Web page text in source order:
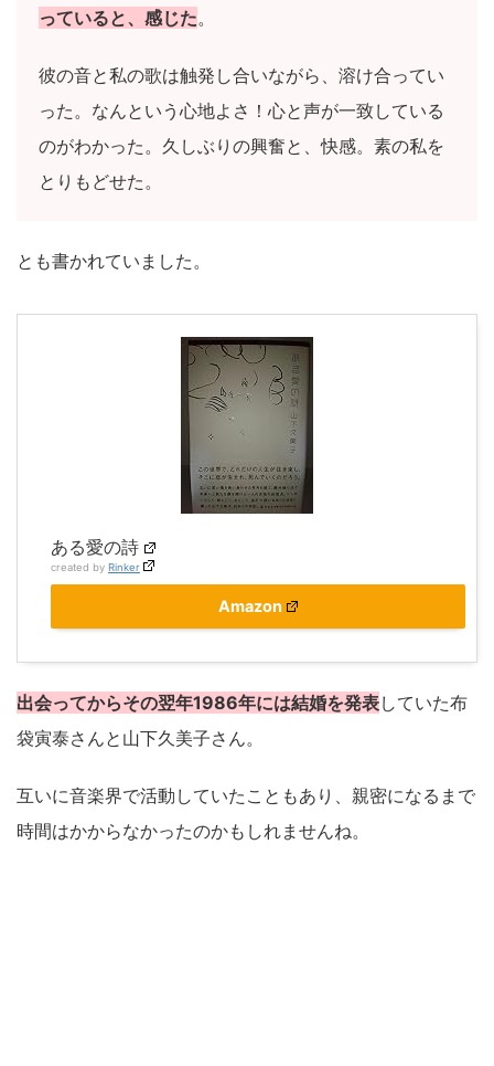
っていると、感じた。
彼の音と私の歌は触発し合いながら、溶け合ってい
った。なんという心地よさ！心と声が一致している
のがわかった。久しぶりの興奮と、快感。素の私を
とりもどせた。
とも書かれていました。
ある愛の詩
created by Rinker
Amazon
出会ってからその翌年1986年には結婚を発表していた布
袋寅泰さんと山下久美子さん。
互いに音楽界で活動していたこともあり、親密になるまで
時間はかからなかったのかもしれませんね。